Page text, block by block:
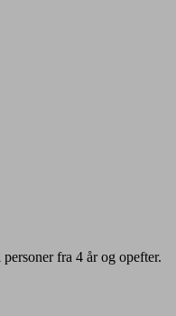
fra 4 år og opefter.